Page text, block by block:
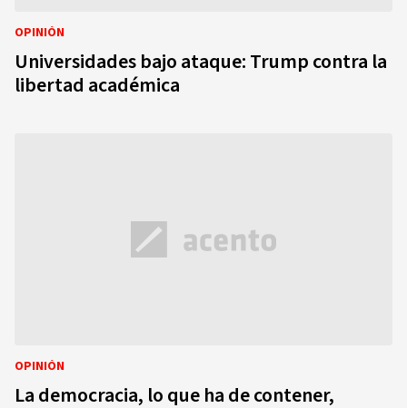
OPINIÓN
Universidades bajo ataque: Trump contra la
libertad académica
OPINIÓN
La democracia, lo que ha de contener,